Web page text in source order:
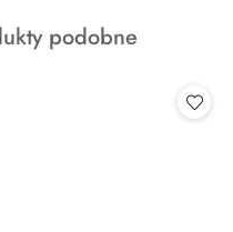
podobne